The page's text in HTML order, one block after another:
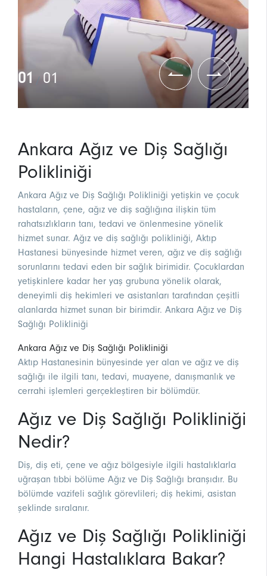
01 / 01
Ankara Ağız ve Diş Sağlığı
Polikliniği
Ankara Ağız ve Diş Sağlığı Polikliniği yetişkin ve çocuk
hastaların, çene, ağız ve diş sağlığına ilişkin tüm
rahatsızlıkların tanı, tedavi ve önlenmesine yönelik
hizmet sunar. Ağız ve diş sağlığı polikliniği, Aktıp
Hastanesi bünyesinde hizmet veren, ağız ve diş sağlığı
sorunlarını tedavi eden bir sağlık birimidir. Çocuklardan
yetişkinlere kadar her yaş grubuna yönelik olarak,
deneyimli diş hekimleri ve asistanları tarafından çeşitli
alanlarda hizmet sunan bir birimdir. Ankara Ağız ve Diş
Sağlığı Polikliniği
Ankara Ağız ve Diş Sağlığı Polikliniği
Aktıp Hastanesinin bünyesinde yer alan ve ağız ve diş
sağlığı ile ilgili tanı, tedavi, muayene, danışmanlık ve
cerrahi işlemleri gerçekleştiren bir bölümdür.
Ağız ve Diş Sağlığı Polikliniği
Nedir?
Diş, diş eti, çene ve ağız bölgesiyle ilgili hastalıklarla
uğraşan tıbbi bölüme Ağız ve Diş Sağlığı branşıdır. Bu
bölümde vazifeli sağlık görevlileri; diş hekimi, asistan
şeklinde sıralanır.
Ağız ve Diş Sağlığı Polikliniği
Hangi Hastalıklara Bakar?